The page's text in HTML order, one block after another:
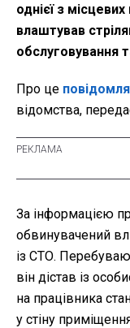
однієї з
влаштував
обслуговування
Про це
відомства,
За інформацією
обвинувачений
із СТО.
він дістав із
на працівника
у стіну